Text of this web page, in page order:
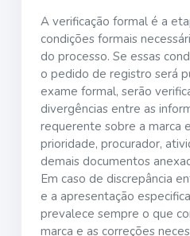
A verificação formal é a
condições formais
do processo. Se essas
o pedido de registro será
exame formal, serão
divergências entre as
requerente sobre a marca
prioridade, procurador,
demais documentos
Em caso de discrepância
e a apresentação
prevalece sempre o que
marca e as correções